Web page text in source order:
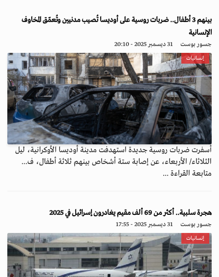
بينهم 3 أطفال.. ضربات روسية على أوديسا تُصيب مدنيين وتُعمّق المخاوف
الإنسانية
جسور بوست 31 ديسمبر 2025 - 20:10
إنسانيات
أسفرت ضربات روسية جديدة استهدفت مدينة أوديسا الأوكرانية، ليل
الثلاثاء/ الأربعاء، عن إصابة ستة أشخاص بينهم ثلاثة أطفال، ف...
متابعة القراءة ...
هجرة سلبية.. أكثر من 69 ألف مقيم يغادرون إسرائيل في 2025
جسور بوست 31 ديسمبر 2025 - 17:55
إنسانيات